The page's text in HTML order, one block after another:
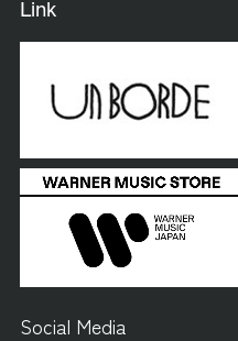
Link
Social Media